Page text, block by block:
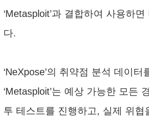
‘Metasploit’과 결합하여 사용하면
다.
‘NeXpose’의 취약점 분석 데이터
‘Metasploit’는 예상 가능한 모든
투 테스트를 진행하고, 실제 위협